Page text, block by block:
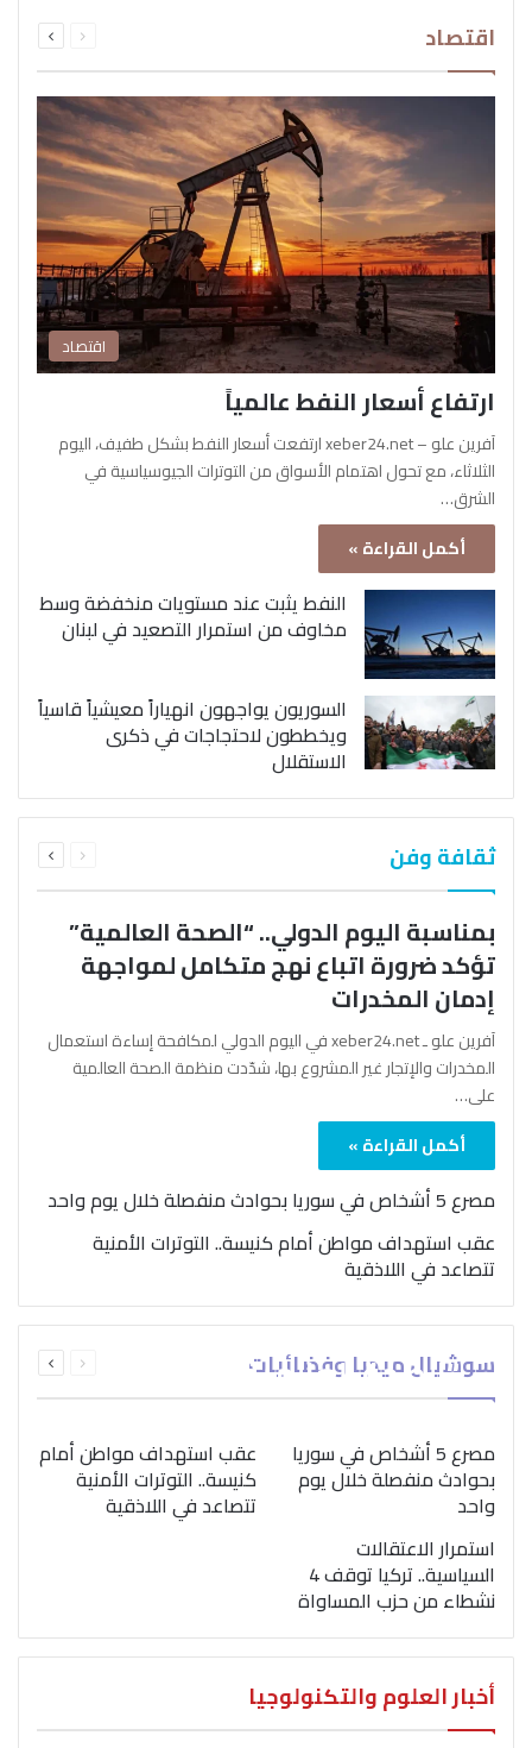
اقتصاد الصفحةالصفحة
اقتصاد
ارتفاع أسعار النفط عالمياً
آفرين علو – xeber24.net ارتفعت أسعار النفط بشكل طفيف، اليوم
الثلاثاء، مع تحول اهتمام الأسواق من التوترات الجيوسياسية في
الشرق…
أكمل القراءة »
النفط يثبت عند مستويات منخفضة وسط
مخاوف من استمرار التصعيد في لبنان
السوريون يواجهون انهياراً معيشياً قاسياً
ويخططون لاحتجاجات في ذكرى
الاستقلال
ثقافة وفن الصفحةالصفحة
بمناسبة اليوم الدولي.. “الصحة العالمية”
تؤكد ضرورة اتباع نهج متكامل لمواجهة
إدمان المخدرات
آفرين علو ـ xeber24.net في اليوم الدولي لمكافحة إساءة استعمال
المخدرات والإتجار غير المشروع بها، شدّدت منظمة الصحة العالمية
على…
أكمل القراءة »
مصرع 5 أشخاص في سوريا بحوادث منفصلة خلال يوم واحد
عقب استهداف مواطن أمام كنيسة.. التوترات الأمنية
تتصاعد في اللاذقية
سوشيال ميديا وفضائيات الصفحةالصفحة
بمناسبة اليوم الدولي..
“الصحة العالمية” تؤكد
ضرورة اتباع نهج متكامل
لمواجهة إدمان المخدرات
مصرع 5 أشخاص في سوريا
بحوادث منفصلة خلال يوم
واحد
عقب استهداف مواطن أمام
كنيسة.. التوترات الأمنية
تتصاعد في اللاذقية
استمرار الاعتقالات
السياسية.. تركيا توقف 4
نشطاء من حزب المساواة
أخبار العلوم والتكنولوجيا